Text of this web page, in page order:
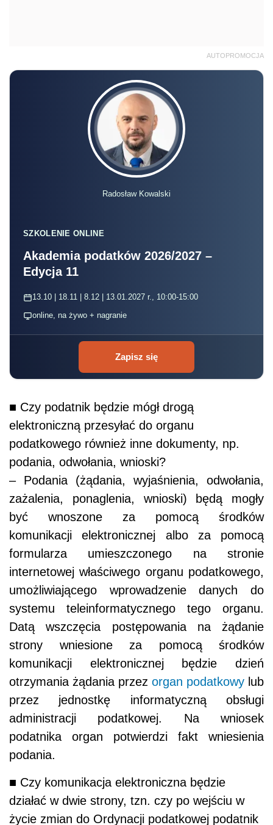
AUTOPROMOCJA
Radosław Kowalski
SZKOLENIE ONLINE
Akademia podatków 2026/2027 –
Edycja 11
13.10 | 18.11 | 8.12 | 13.01.2027 r., 10:00-15:00
online, na żywo + nagranie
Zapisz się
■ Czy podatnik będzie mógł drogą
elektroniczną przesyłać do organu
podatkowego również inne dokumenty, np.
podania, odwołania, wnioski?
– Podania (żądania, wyjaśnienia, odwołania,
zażalenia, ponaglenia, wnioski) będą mogły
być wnoszone za pomocą środków
komunikacji elektronicznej albo za pomocą
formularza umieszczonego na stronie
internetowej właściwego organu podatkowego,
umożliwiającego wprowadzenie danych do
systemu teleinformatycznego tego organu.
Datą wszczęcia postępowania na żądanie
strony wniesione za pomocą środków
komunikacji elektronicznej będzie dzień
otrzymania żądania przez organ podatkowy lub
przez jednostkę informatyczną obsługi
administracji podatkowej. Na wniosek
podatnika organ potwierdzi fakt wniesienia
podania.
■ Czy komunikacja elektroniczna będzie
działać w dwie strony, tzn. czy po wejściu w
życie zmian do Ordynacji podatkowej podatnik